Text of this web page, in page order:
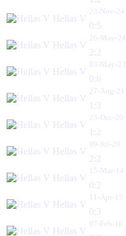
Hellas V
23-Nov-24
0:5
Hellas V
26-May-24
2:2
Hellas V
03-May-23
0:6
Hellas V
27-Aug-21
1:3
Hellas V
23-Dec-20
1:2
Hellas V
09-Jul-20
2:2
Hellas V
15-Mar-14
0:2
Hellas V
11-Apr-15
0:3
Hellas V
07-Feb-16